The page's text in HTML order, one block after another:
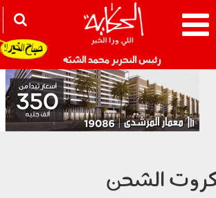
رئيس التحرير محمد الشبّه
الشحن